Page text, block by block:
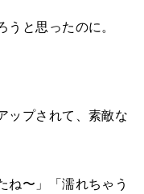
と思ったのに。
ップされて、素敵な
ね〜」「濡れちゃう